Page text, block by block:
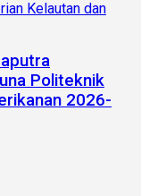
Politeknik
2026-